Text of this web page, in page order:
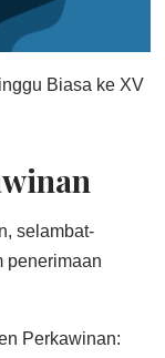
Biasa ke XV
selambat-
penerimaan
Perkawinan: